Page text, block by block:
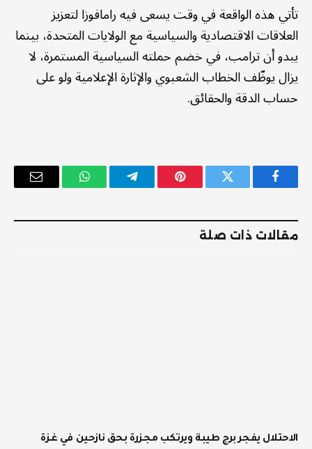
تأتي هذه الواقعة في وقت يسعى فيه رامافوزا لتعزيز
العلاقات الاقتصادية والسياسية مع الولايات المتحدة، بينما
يبدو أن ترامب، في خضم حملته السياسية المستمرة، لا
يزال يوظّف الخطاب الشعبوي والإثارة الإعلامية ولو على
حساب الدقة والحقائق.
فيسبوك تويتر بينتيريستتيلقرام واتساب
البريد
مقالات ذات صلة
الاحتلال يفجر برج طيبة ويرتكب مجزرة بحق نازحين في غزة